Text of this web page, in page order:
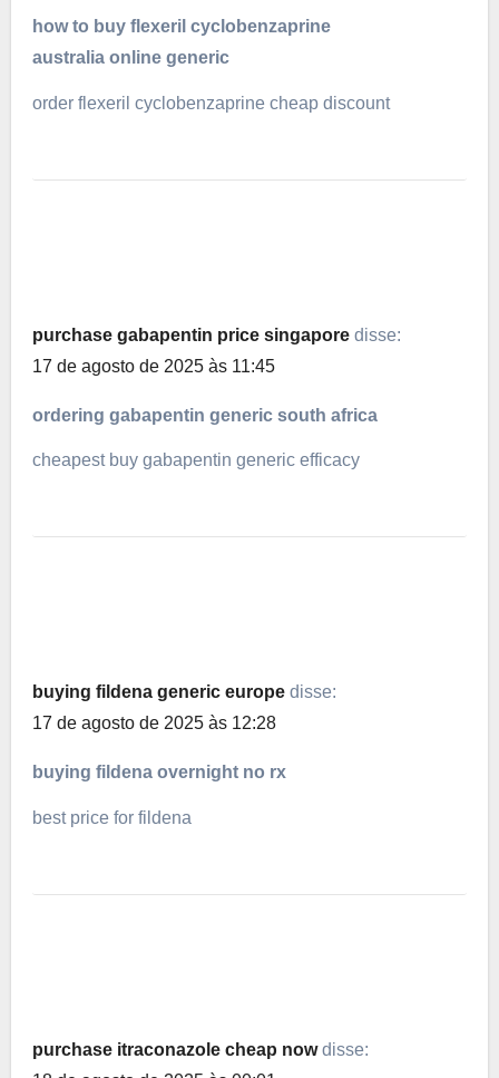
how to buy flexeril cyclobenzaprine
australia online generic
order flexeril cyclobenzaprine cheap discount
purchase gabapentin price singapore disse:
17 de agosto de 2025 às 11:45
ordering gabapentin generic south africa
cheapest buy gabapentin generic efficacy
buying fildena generic europe disse:
17 de agosto de 2025 às 12:28
buying fildena overnight no rx
best price for fildena
purchase itraconazole cheap now disse: